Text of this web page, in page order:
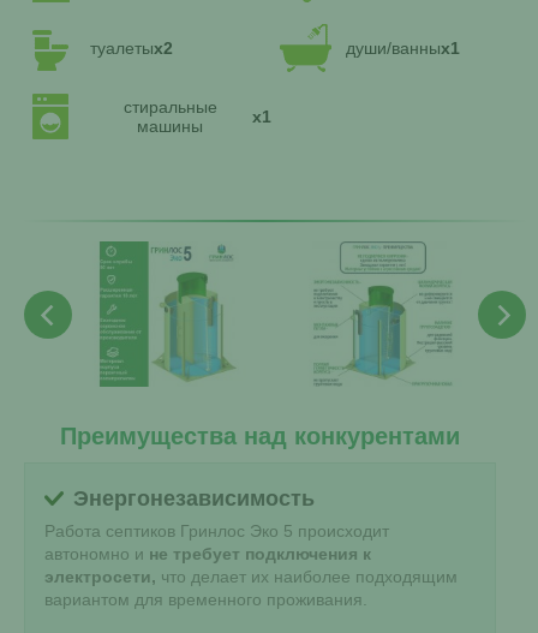
туалетыx2 души/ванныx1
стиральные
машины
x1
Преимущества над конкурентами
Энергонезависимость
Работа септиков Гринлос Эко 5 происходит
автономно и не требует подключения к
электросети, что делает их наиболее подходящим
вариантом для временного проживания.